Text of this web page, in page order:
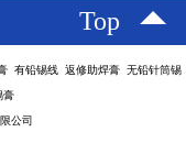
Top
有铅锡线 返修助焊膏 无铅针筒锡
膏
公司